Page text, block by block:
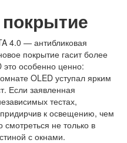
4.0 — антибликовая
покрытие гасит более
это особенно ценно:
OLED уступал ярким
Если заявленная
тестах,
к освещению, чем
не только в
с окнами.